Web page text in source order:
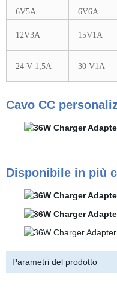
6V5A
6V6A
12V3A 15V1A
24 V 1,5A 30 V1A
Cavo CC
Disponibile in più
Parametri del prodotto